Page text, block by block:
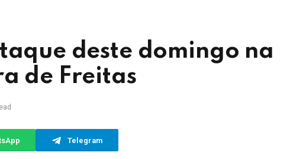
deste domingo na
de Freitas
Telegram